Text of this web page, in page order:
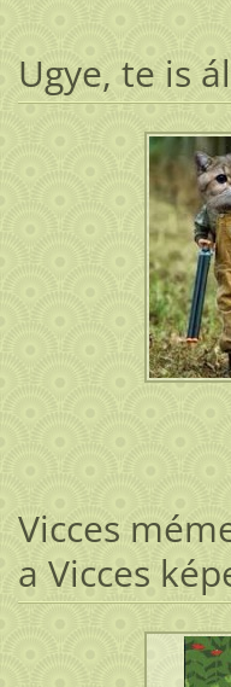
Ugye, te is
Vicces
a Vicces